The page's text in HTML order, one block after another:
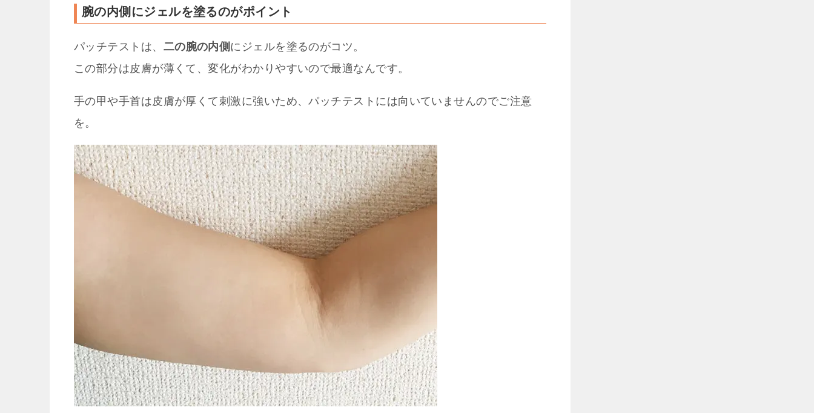
腕の内側にジェルを塗るのがポイント
パッチテストは、 二の腕の内側 にジェルを塗るのがコツ。
この部分は皮膚が薄くて、変化がわかりやすいので最適なんです。
手の甲や手首は皮膚が厚くて刺激に強いため、パッチテストには向いていませんのでご注意
を。